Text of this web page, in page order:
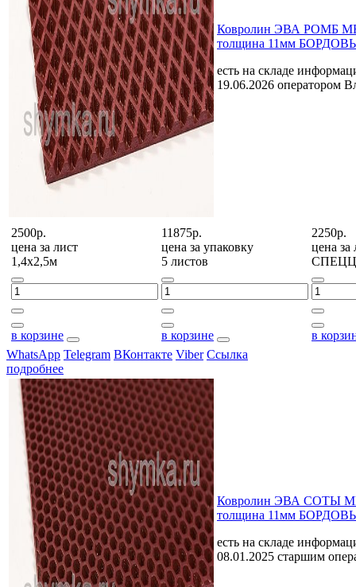
Ковролин ЭВА РОМБ
толщина 11мм
есть на складе
19.06.2026 оператором
2500р.
цена за лист
1,4х2,5м
в корзине
11875р.
цена за упаковку
5 листов
в корзине
2250р.
цена за
в
WhatsApp Telegram ВКонтакте Viber Ссылка
подробнее
Ковролин ЭВА СОТЫ
толщина 11мм
есть на складе
08.01.2025 старшим